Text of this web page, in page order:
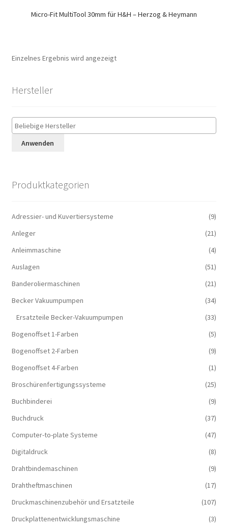
Micro-Fit MultiTool 30mm für H&H – Herzog & Heymann
Einzelnes Ergebnis wird angezeigt
Hersteller
Anwenden
Produktkategorien
Adressier- und Kuvertiersysteme
(9)
Anleger
(21)
Anleimmaschine
(4)
Auslagen
(51)
Banderoliermaschinen
(21)
Becker Vakuumpumpen
(34)
Ersatzteile Becker-Vakuumpumpen
(33)
Bogenoffset 1-Farben
(5)
Bogenoffset 2-Farben
(9)
Bogenoffset 4-Farben
(1)
Broschürenfertigungssysteme
(25)
Buchbinderei
(9)
Buchdruck
(37)
Computer-to-plate Systeme
(47)
Digitaldruck
(8)
Drahtbindemaschinen
(9)
Drahtheftmaschinen
(17)
Druckmaschinenzubehör und Ersatzteile
(107)
Druckplattenentwicklungsmaschine
(3)